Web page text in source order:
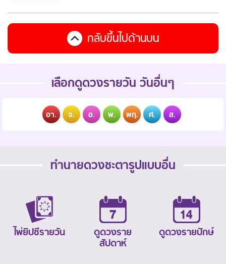
กลับขึ้นไปด้านบน
เลือกดูดวงรายวัน วันอื่นๆ
อา. จ. อ. พ. พฤ. ศ. ส.
ทำนายดวงชะตารูปแบบอื่น
ไพ่ยิปซีรายวัน
ดูดวงราย
สัปดาห์
ดูดวงรายปักษ์